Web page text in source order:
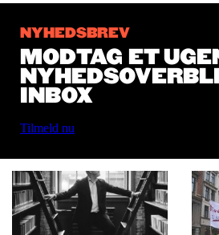
NYHEDSBREV
MODTAG ET
INBOX
Tilmeld nu